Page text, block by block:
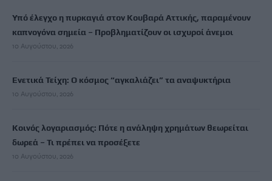
Υπό έλεγχο η πυρκαγιά στον Κουβαρά Αττικής, παραμένουν
καπνογόνα σημεία – Προβληματίζουν οι ισχυροί άνεμοι
10 Αυγούστου, 2026
Ενετικά Τείχη: Ο κόσμος “αγκαλιάζει” τα αναψυκτήρια
10 Αυγούστου, 2026
Κοινός λογαριασμός: Πότε η ανάληψη χρημάτων θεωρείται
δωρεά – Τι πρέπει να προσέξετε
10 Αυγούστου, 2026